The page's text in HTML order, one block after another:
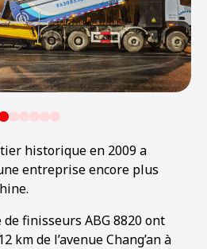
historique en 2009 a
entreprise encore plus
de finisseurs ABG 8820 ont
km de l’avenue Chang’an à